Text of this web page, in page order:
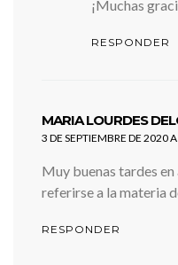
¡Muchas
RESPONDER
MARIA LOURDES
3 DE SEPTIEMBRE DE 2020
Muy buenas tardes
referirse a la materia
RESPONDER